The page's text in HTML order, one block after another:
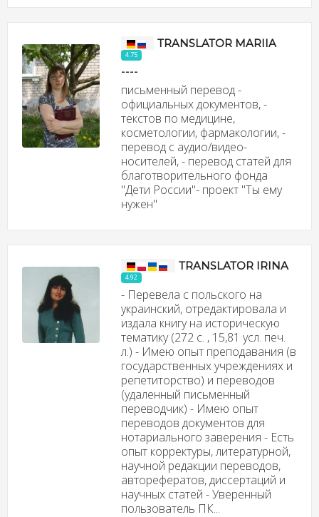
TRANSLATOR MARIIA
4.75
----
письменный перевод -
официальных документов, -
текстов по медицине,
косметологии, фармакологии, -
перевод с аудио/видео-
носителей, - перевод статей для
благотворительного фонда
"Дети России"- проект "Ты ему
нужен"
TRANSLATOR IRINA
4.92
- Перевела с польского на
украинский, отредактировала и
издала книгу на историческую
тематику (272 с. , 15,81 усл. печ.
л.) - Имею опыт преподавания (в
государственных учреждениях и
репетиторство) и переводов
(удаленный письменный
переводчик) - Имею опыт
переводов документов для
нотариального заверения - Есть
опыт корректуры, литературной,
научной редакции переводов,
авторефератов, диссертаций и
научных статей - Уверенный
пользователь ПК...